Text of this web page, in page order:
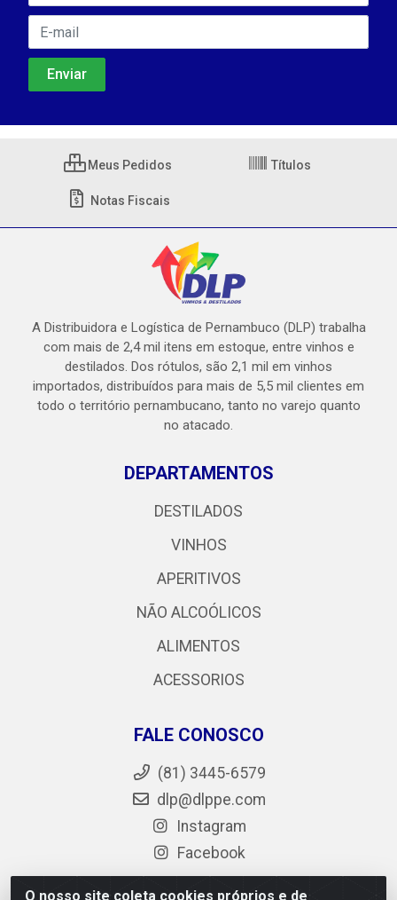
O nosso site coleta cookies próprios e de
Meus Pedidos Títulos
Notas Fiscais
A Distribuidora e Logística de Pernambuco (DLP) trabalha
com mais de 2,4 mil itens em estoque, entre vinhos e
destilados. Dos rótulos, são 2,1 mil em vinhos
importados, distribuídos para mais de 5,5 mil clientes em
todo o território pernambucano, tanto no varejo quanto
no atacado.
DEPARTAMENTOS
DESTILADOS
VINHOS
APERITIVOS
NÃO ALCOÓLICOS
ALIMENTOS
ACESSORIOS
FALE CONOSCO
(81) 3445-6579
dlp@dlppe.com
Instagram
Facebook